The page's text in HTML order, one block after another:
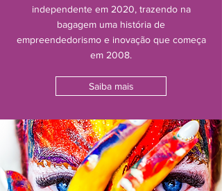
independente em 2020, trazendo na
bagagem uma história de
empreendedorismo e inovação que começa
em 2008.
Saiba mais